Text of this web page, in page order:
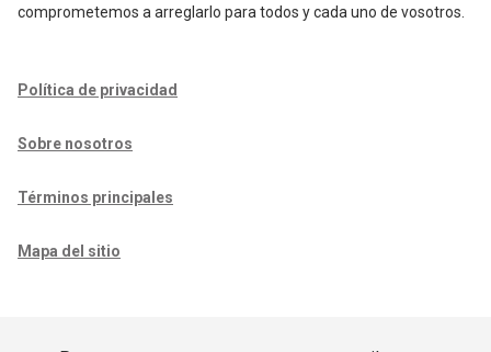
comprometemos a arreglarlo para todos y cada uno de vosotros.
Política de privacidad
Sobre nosotros
Términos principales
Mapa del sitio